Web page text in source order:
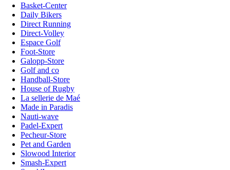
Basket-Center
Daily Bikers
Direct Running
Direct-Volley
Espace Golf
Foot-Store
Galopp-Store
Golf and co
Handball-Store
House of Rugby
La sellerie de Maé
Made in Paradis
Nauti-wave
Padel-Expert
Pecheur-Store
Pet and Garden
Slowood Interior
Smash-Expert